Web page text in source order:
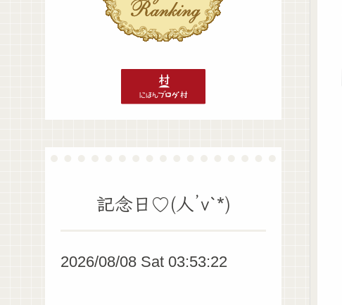
記念日♡(人’v`*)
2026/08/08 Sat 03:53:23